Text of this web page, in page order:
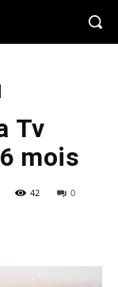
Tv
mois
42 0